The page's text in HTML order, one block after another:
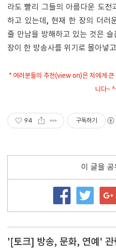
라도 빨리 그들의 아름다운 도전
하고 있는데, 현재 한 장의 더러
줄 만남을 방해하고 있는 것은
장이 한 방송사를 위기로 몰아넣
* 여러분들의 추천(view on)은 저에게 큰
니다~
94 구독하기
이 글을 공
'[토크] 방송, 문화, 연예' 관